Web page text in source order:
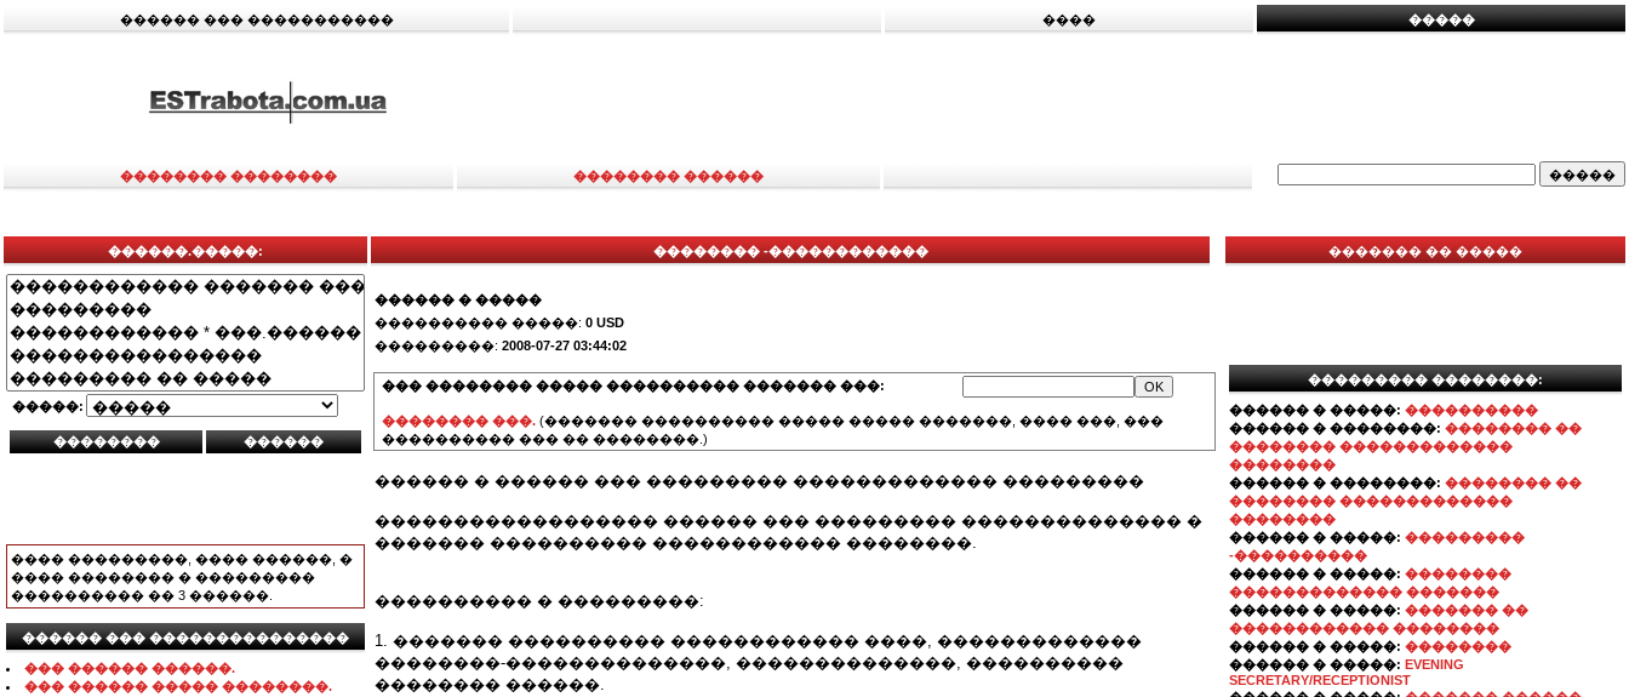
������ ��� ����������� ���� �����
�������� �������� �������� ������
������.�����:
�����:
���� ���������, ���� ������, �
���� �������� � ���������
���������� �� 3 ������.
������ ��� ���������������
��� ������ ������.
��� ������ ����� ��������.
�������� -������������
������ � �����
���������� �����: 0 USD
���������: 2008-07-27 03:44:02
��� �������� ����� ���������� ������� ���:
�������� ���. (������� ���������� ����� ����� �������, ���� ���, ���
���������� ��� �� ��������.)
������ � ������ ��� ��������� ������������� ���������
������������������ ������ ��� ��������� �������������� �
������� ���������� ������������ ��������.
���������� � ���������:
1. ������� ���������� ������������ ����, �������������
��������-��������������, ��������������, ����������
�������� ������.
������� �� �����
��������� ��������:
������ � �����: ����������
������ � ��������: �������� ��
�������� �������������
��������
������ � ��������: �������� ��
�������� �������������
��������
������ � �����: ���������
-����������
������ � �����: ��������
������������� �������
������ � �����: ������� ��
������������ ��������
������ � �����: ��������
������ � �����: EVENING
SECRETARY/RECEPTIONIST